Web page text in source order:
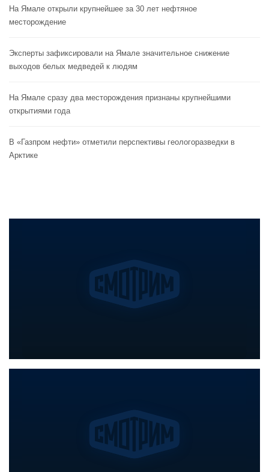
На Ямале открыли крупнейшее за 30 лет нефтяное
месторождение
Эксперты зафиксировали на Ямале значительное снижение
выходов белых медведей к людям
На Ямале сразу два месторождения признаны крупнейшими
открытиями года
В «Газпром нефти» отметили перспективы геологоразведки в
Арктике